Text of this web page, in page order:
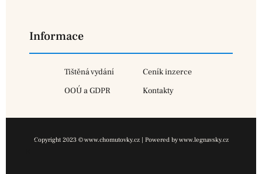
Informace
Tištěná vydání
Ceník inzerce
OOÚ a GDPR
Kontakty
Copyright 2023 © www.chomutovky.cz | Powered by www.legnavsky.cz